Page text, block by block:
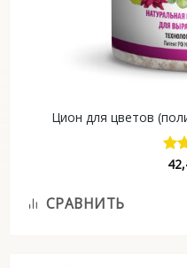
Цион для цветов
СРАВНИТЬ